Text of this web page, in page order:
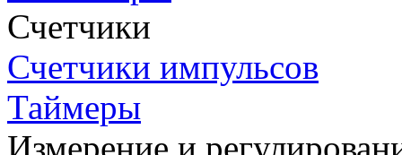
Счетчики
Счетчики импульсов
Таймеры